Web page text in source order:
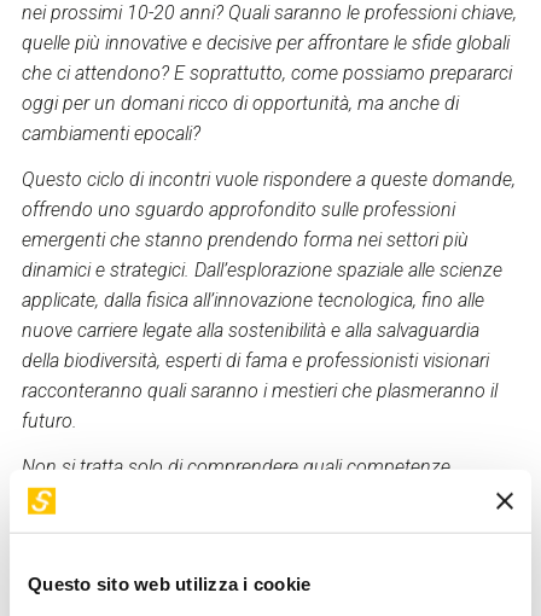
Questo sito web utilizza i cookie
nei prossimi 10-20 anni? Quali saranno le professioni chiave,
quelle più innovative e decisive per affrontare le sfide globali
che ci attendono? E soprattutto, come possiamo prepararci
oggi per un domani ricco di opportunità, ma anche di
cambiamenti epocali?
Questo ciclo di incontri vuole rispondere a queste domande,
offrendo uno sguardo approfondito sulle professioni
emergenti che stanno prendendo forma nei settori più
dinamici e strategici. Dall’esplorazione spaziale alle scienze
applicate, dalla fisica all’innovazione tecnologica, fino alle
nuove carriere legate alla sostenibilità e alla salvaguardia
della biodiversità, esperti di fama e professionisti visionari
racconteranno quali saranno i mestieri che plasmeranno il
futuro.
Non si tratta solo di comprendere quali competenze
saranno richieste o quali settori vedranno la maggiore
crescita, ma di immaginare un mondo in cui il lavoro sarà
solo un momento di apprendimento, ma un’opportunità per